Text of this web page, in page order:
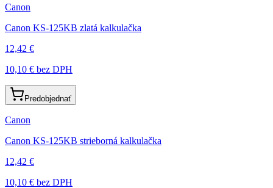
Canon
Canon KS-125KB zlatá kalkulačka
12,42 €
10,10 € bez DPH
Predobjednať
Canon
Canon KS-125KB strieborná kalkulačka
12,42 €
10,10 € bez DPH